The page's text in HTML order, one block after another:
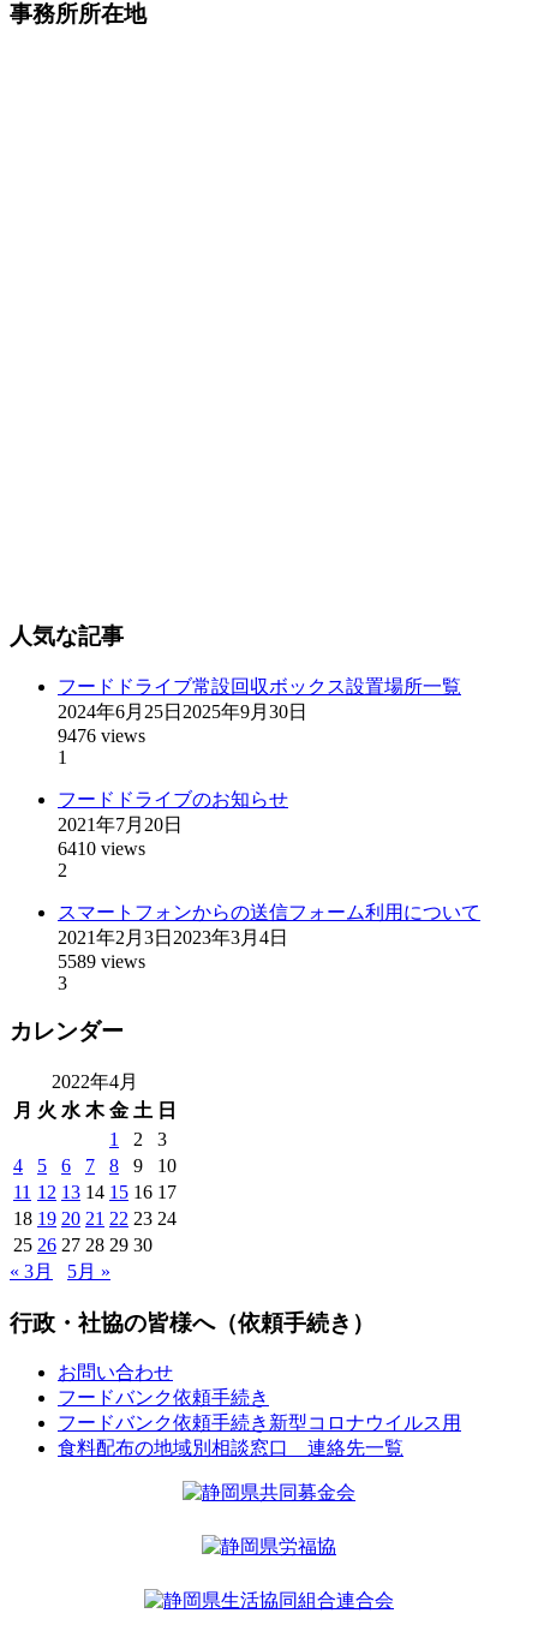
ゴ
事務所所在地
人気な記事
フードドライブ常設回収ボックス設置場所一覧
2024年6月25日 2025年9月30日
9476 views
1
フードドライブのお知らせ
2021年7月20日
6410 views
2
スマートフォンからの送信フォーム利用について
2021年2月3日 2023年3月4日
5589 views
3
カレンダー
2022年4月
月 火 水 木 金 土 日
1
2
3
4
5 6 7 8 9
10
11 12 13 14 15 16 17
18 19 20 21 22 23 24
25 26 27 28 29 30
« 3月
5月 »
行政・社協の皆様へ（依頼手続き）
お問い合わせ
フードバンク依頼手続き
フードバンク依頼手続き新型コロナウイルス用
食料配布の地域別相談窓口 連絡先一覧